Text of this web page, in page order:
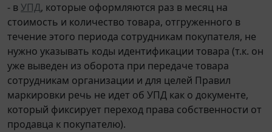
- вУПД, которые оформляются раз в месяц на
стоимость и количество товара, отгруженного в
течение этого периода сотрудникам покупателя, не
нужно указывать коды идентификации товара (т.к. он
уже выведен из оборота при передаче товара
сотрудникам организации и для целей Правил
маркировки речь не идет об УПД как о документе,
который фиксирует переход права собственности от
продавца к покупателю).